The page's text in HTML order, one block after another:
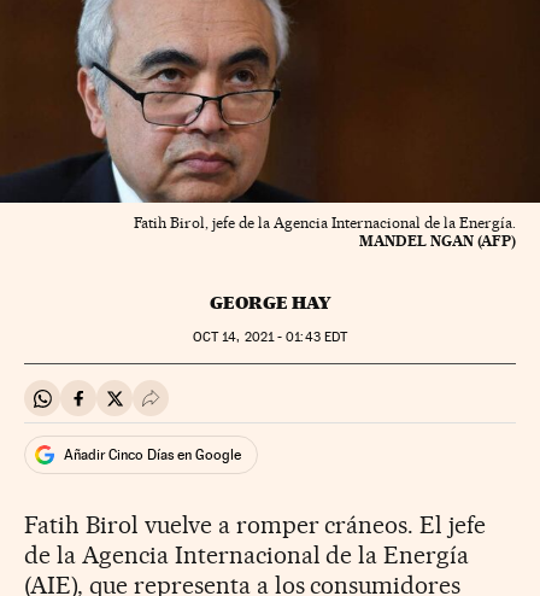
Fatih Birol, jefe de la Agencia Internacional de la Energía.
MANDEL NGAN (AFP)
GEORGE HAY
OCT14, 2021 - 01:43EDT
Compartir en Whatsapp
Compartir en Facebook
Compartir en Twitter
Desplegar Redes Sociales
Añadir Cinco Días en Google
Fatih Birol vuelve a romper cráneos. El jefe
de la Agencia Internacional de la Energía
(AIE), que representa a los consumidores